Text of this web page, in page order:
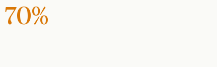
70%